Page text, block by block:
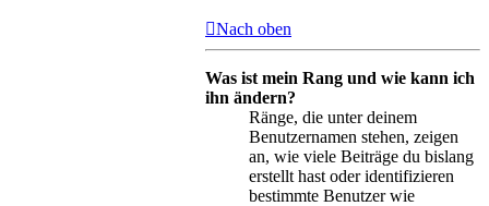
Nach oben
Was ist mein Rang und wie kann ich
ihn ändern?
Ränge, die unter deinem
Benutzernamen stehen, zeigen
an, wie viele Beiträge du bislang
erstellt hast oder identifizieren
bestimmte Benutzer wie